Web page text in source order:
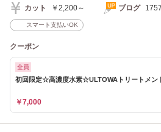
カット ￥2,200～ ブログ
スマート支払いOK
クーポン
全員
初回限定☆高濃度水素☆ULTOWAトリートメン
￥7,000